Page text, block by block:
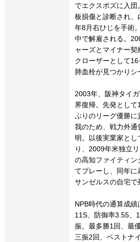
でエクスポズに入団
板損傷と診断され、
年8月右ひじを手術
中で解雇される。
ャーズとマイナー契
クローザーとして
肺血栓が見つかりシ
2003年、阪神タイ
界復帰。先発とし
ぶりのリーグ優勝
我のため、戦力外
明。以後実業家と
り、2009年米独立
の高知ファイティン
てプレーし、同年に
サンゼルスの自宅で
NPB時代の通算成
11S、防御率3.55、
振。最多勝1回、最
三振2回、ベストナ